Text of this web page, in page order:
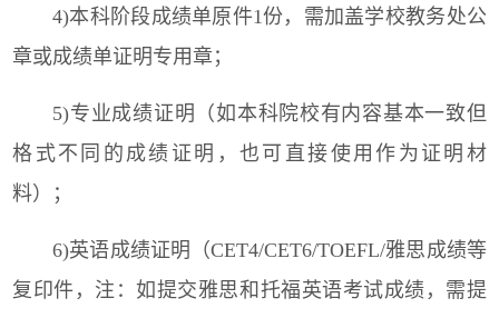
4)本科阶段成绩单原件1份，需加盖学校教务处公
章或成绩单证明专用章；
5)专业成绩证明（如本科院校有内容基本一致但
格式不同的成绩证明，也可直接使用作为证明材
料）；
6)英语成绩证明（CET4/CET6/TOEFL/雅思成绩等
复印件，注：如提交雅思和托福英语考试成绩，需提